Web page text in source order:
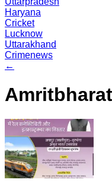
Haryana
Cricket
Lucknow
Uttarakhand
Crimenews
←